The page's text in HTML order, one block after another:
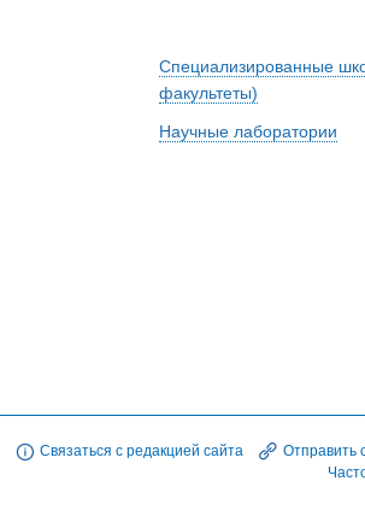
Специализированные
факультеты)
Научные лаборатории
Связаться с редакцией сайта
Отправить